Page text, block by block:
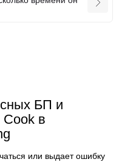
БП и
в
или выдает ошибку